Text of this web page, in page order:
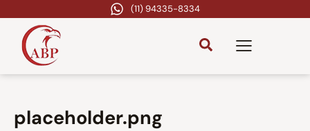
(11) 94335-8334
placeholder.png